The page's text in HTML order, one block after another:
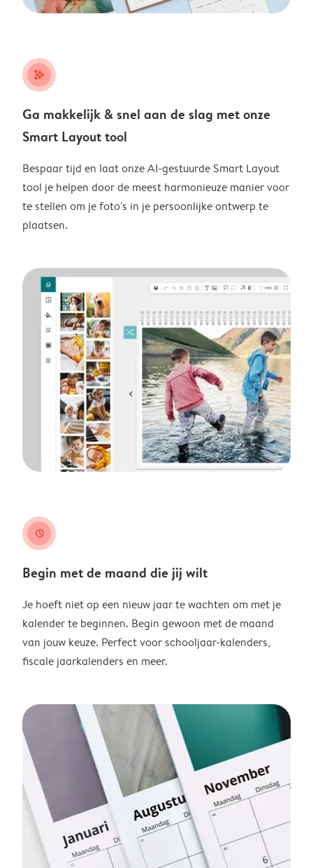
stars_plus
Ga makkelijk & snel aan de slag met onze
Smart Layout tool
Bespaar tijd en laat onze AI-gestuurde Smart Layout
tool je helpen door de meest harmonieuze manier voor
te stellen om je foto's in je persoonlijke ontwerp te
plaatsen.
clock
Begin met de maand die jij wilt
Je hoeft niet op een nieuw jaar te wachten om met je
kalender te beginnen. Begin gewoon met de maand
van jouw keuze. Perfect voor schooljaar-kalenders,
fiscale jaarkalenders en meer.